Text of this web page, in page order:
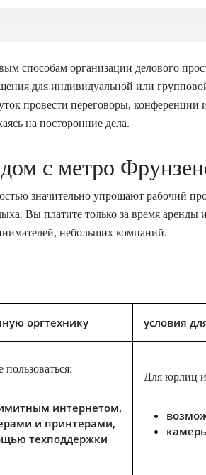
способам организации делового
для индивидуальной или
провести переговоры, конференции
на посторонние дела.
с метро
значительно упрощают рабочий
Вы платите только за время аренды
небольших компаний.
оргтехнику условия
интернетом,
и принтерами,
техподдержки
Для юрлиц